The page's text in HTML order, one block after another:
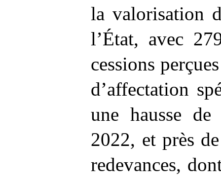
la valorisation
l’État, avec
cessions
d’affectation
une hausse de
2022, et près
redevances,